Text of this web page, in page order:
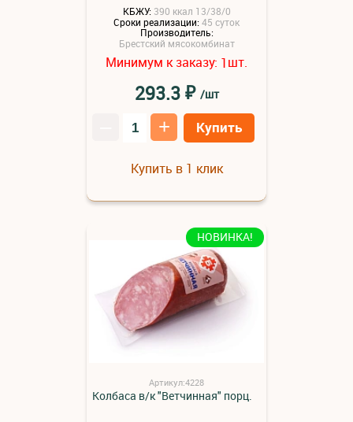
КБЖУ: 390 ккал 13/38/0
Сроки реализации:45 суток
Производитель:
Брестский мясокомбинат
Минимум к заказу: 1шт.
293.3₽ /шт
+ Купить
Купить в 1 клик
НОВИНКА!
Артикул:4228
Колбаса в/к "Ветчинная" порц.